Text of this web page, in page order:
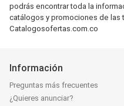
podrás encontrar toda la
catálogos y promociones de las
Catalogosofertas.com.co
Información
Preguntas más frecuentes
¿Quieres anunciar?